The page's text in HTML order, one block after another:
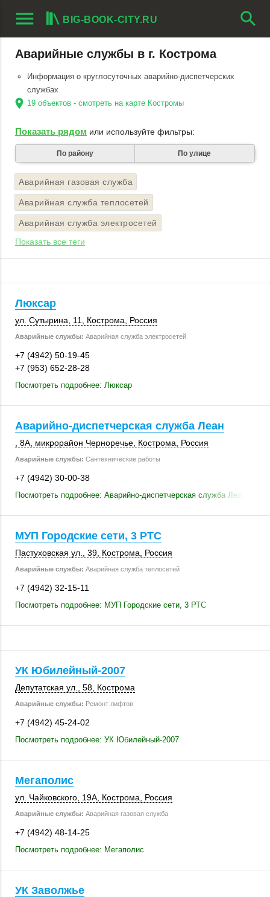
menu BIG-BOOK-CITY.RU search
Аварийные службы в г. Кострома
Информация о круглосуточных аварийно-диспетчерских
службах
location_on 19 объектов - смотреть на карте Костромы
Показать рядом или используйте фильтры:
По району По улице
Аварийная газовая служба
Аварийная служба теплосетей
Аварийная служба электросетей
Показать все теги
Люксар
ул. Сутырина, 11 Кострома Россия
Аварийные службы: Аварийная служба электросетей
+7 (4942) 50-19-45
+7 (953) 652-28-28
Посмотреть подробнее: Люксар
Аварийно-диспетчерская служба Леан
, 8А , микрорайон Черноречье, Кострома Россия
Аварийные службы: Сантехнические работы
+7 (4942) 30-00-38
Посмотреть подробнее: Аварийно-диспетчерская служба Леан
МУП Городские сети, 3 РТС
Пастуховская ул., 39, Кострома Россия
Аварийные службы: Аварийная служба теплосетей
+7 (4942) 32-15-11
Посмотреть подробнее: МУП Городские сети, 3 РТС
УК Юбилейный-2007
Депутатская ул., 58 Кострома
Аварийные службы: Ремонт лифтов
+7 (4942) 45-24-02
Посмотреть подробнее: УК Юбилейный-2007
Мегаполис
ул. Чайковского 19А Кострома Россия
Аварийные службы: Аварийная газовая служба
+7 (4942) 48-14-25
Посмотреть подробнее: Мегаполис
УК Заволжье